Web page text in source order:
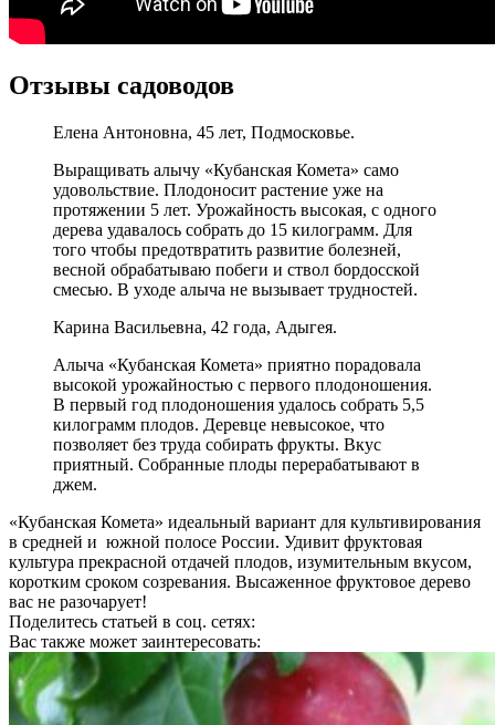
Отзывы садоводов
Елена Антоновна, 45 лет, Подмосковье.
Выращивать алычу «Кубанская Комета» само
удовольствие. Плодоносит растение уже на
протяжении 5 лет. Урожайность высокая, с одного
дерева удавалось собрать до 15 килограмм. Для
того чтобы предотвратить развитие болезней,
весной обрабатываю побеги и ствол бордосской
смесью. В уходе алыча не вызывает трудностей.
Карина Васильевна, 42 года, Адыгея.
Алыча «Кубанская Комета» приятно порадовала
высокой урожайностью с первого плодоношения.
В первый год плодоношения удалось собрать 5,5
килограмм плодов. Деревце невысокое, что
позволяет без труда собирать фрукты. Вкус
приятный. Собранные плоды перерабатывают в
джем.
«Кубанская Комета» идеальный вариант для культивирования
в средней и южной полосе России. Удивит фруктовая
культура прекрасной отдачей плодов, изумительным вкусом,
коротким сроком созревания. Высаженное фруктовое дерево
вас не разочарует!
Поделитесь статьей в соц. сетях:
Вас также может заинтересовать: